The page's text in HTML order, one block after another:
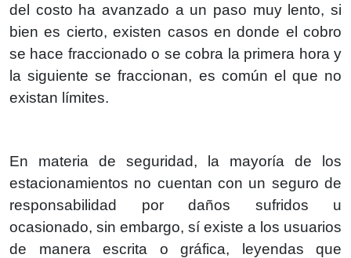
del costo ha avanzado a un paso muy lento, si
bien es cierto, existen casos en donde el cobro
se hace fraccionado o se cobra la primera hora y
la siguiente se fraccionan, es común el que no
existan límites.
En materia de seguridad, la mayoría de los
estacionamientos no cuentan con un seguro de
responsabilidad por daños sufridos u
ocasionado, sin embargo, sí existe a los usuarios
de manera escrita o gráfica, leyendas que